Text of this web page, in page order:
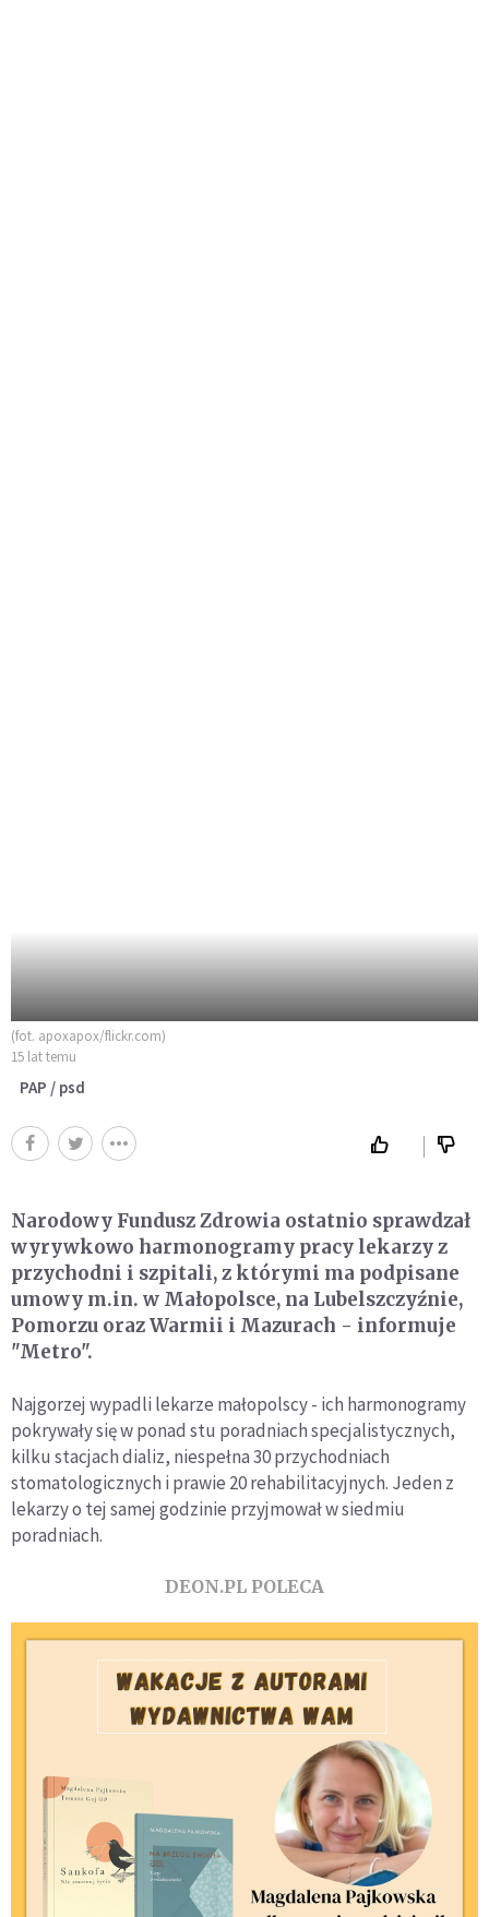
(fot. apoxapox/flickr.com)
15 lat temu
PAP / psd
Narodowy Fundusz Zdrowia ostatnio sprawdzał
wyrywkowo harmonogramy pracy lekarzy z
przychodni i szpitali, z którymi ma podpisane
umowy m.in. w Małopolsce, na Lubelszczyźnie,
Pomorzu oraz Warmii i Mazurach - informuje
"Metro".
Najgorzej wypadli lekarze małopolscy - ich harmonogramy
pokrywały się w ponad stu poradniach specjalistycznych,
kilku stacjach dializ, niespełna 30 przychodniach
stomatologicznych i prawie 20 rehabilitacyjnych. Jeden z
lekarzy o tej samej godzinie przyjmował w siedmiu
poradniach.
DEON.PL POLECA